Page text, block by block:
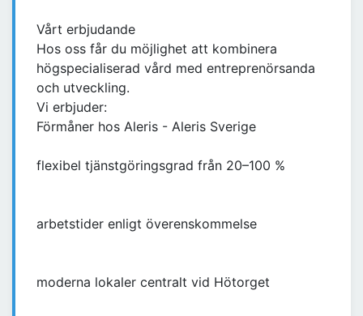
Vårt erbjudande
Hos oss får du möjlighet att kombinera
högspecialiserad vård med entreprenörsanda
och utveckling.
Vi erbjuder:
Förmåner hos Aleris - Aleris Sverige
flexibel tjänstgöringsgrad från 20–100 %
arbetstider enligt överenskommelse
moderna lokaler centralt vid Hötorget